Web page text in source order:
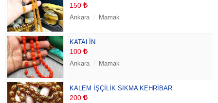
150
Ankara Mamak
KATALİN
100
Ankara Mamak
KALEM İŞÇİLİK SIKMA KEHRİBAR
200